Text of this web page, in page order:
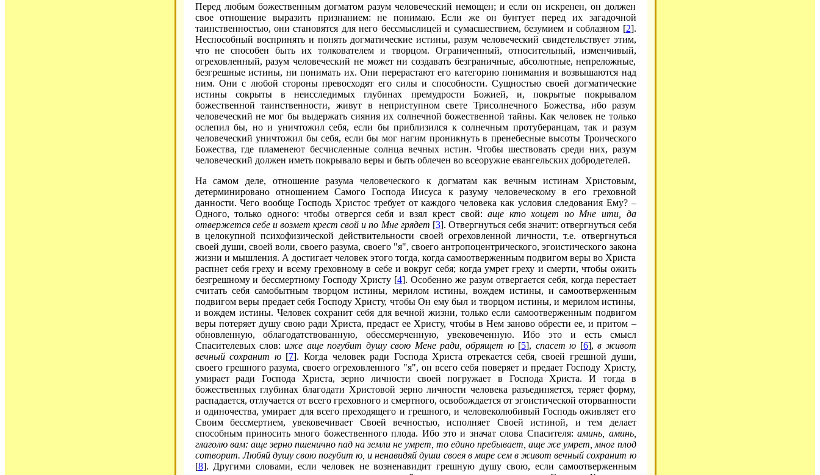
Перед любым божественным догматом разум человеческий немощен; и если он искренен, он должен
свое отношение выразить признанием: не понимаю. Если же он бунтует перед их загадочной
таинственностью, они становятся для него бессмыслицей и сумасшествием, безумием и соблазном [2].
Неспособный воспринять и понять догматические истины, разум человеческий свидетельствует этим,
что не способен быть их толкователем и творцом. Ограниченный, относительный, изменчивый,
огреховленный, разум человеческий не может ни создавать безграничные, абсолютные, непреложные,
безгрешные истины, ни понимать их. Они перерастают его категорию понимания и возвышаются над
ним. Они с любой стороны превосходят его силы и способности. Сущностью своей догматические
истины сокрыты в неисследимых глубинах премудрости Божией, и, покрытые покрывалом
божественной таинственности, живут в неприступном свете Трисолнечного Божества, ибо разум
человеческий не мог бы выдержать сияния их солнечной божественной тайны. Как человек не только
ослепил бы, но и уничтожил себя, если бы приблизился к солнечным протуберанцам, так и разум
человеческий уничтожил бы себя, если бы мог нагим проникнуть в пренебесные высоты Троического
Божества, где пламенеют бесчисленные солнца вечных истин. Чтобы шествовать среди них, разум
человеческий должен иметь покрывало веры и быть облечен во всеоружие евангельских добродетелей.
На самом деле, отношение разума человеческого к догматам как вечным истинам Христовым,
детерминировано отношением Самого Господа Иисуса к разуму человеческому в его греховной
данности. Чего вообще Господь Христос требует от каждого человека как условия следования Ему? –
Одного, только одного: чтобы отвергся себя и взял крест свой:аще кто хощет по Мне ити, да
отвержется себе и возмет крест свой и по Мне грядет [3]. Отвергнуться себя значит: отвергнуться себя
в целокупной психофизической действительности своей огреховленной личности, т.е. отвергнуться
своей души, своей воли, своего разума, своего "я", своего антропоцентрического, эгоистического закона
жизни и мышления. А достигает человек этого тогда, когда самоотверженным подвигом веры во Христа
распнет себя греху и всему греховному в себе и вокруг себя; когда умрет греху и смерти, чтобы ожить
безгрешному и бессмертному Господу Христу [4]. Особенно же разум отвергается себя, когда перестает
считать себя самобытным творцом истины, мерилом истины, вождем истины, и самоотверженным
подвигом веры предает себя Господу Христу, чтобы Он ему был и творцом истины, и мерилом истины,
и вождем истины. Человек сохранит себя для вечной жизни, только если самоотверженным подвигом
веры потеряет душу свою ради Христа, предаст ее Христу, чтобы в Нем заново обрести ее, и притом –
обновленную, облагодатствованную, обессмерченную, увековеченную. Ибо это и есть смысл
Спасителевых слов:иже аще погубит душу свою Мене ради, обрящет ю[5], спасет ю [6],в живот
вечный сохранит ю[7]. Когда человек ради Господа Христа отрекается себя, своей грешной души,
своего грешного разума, своего огреховленного "я", он всего себя поверяет и предает Господу Христу,
умирает ради Господа Христа, зерно личности своей погружает в Господа Христа. И тогда в
божественных глубинах благодати Христовой зерно личности человека разъединяется, теряет форму,
распадается, отлучается от всего греховного и смертного, освобождается от эгоистической оторванности
и одиночества, умирает для всего преходящего и грешного, и человеколюбивый Господь оживляет его
Своим бессмертием, увековечивает Своей вечностью, исполняет Своей истиной, и тем делает
способным приносить много божественного плода. Ибо это и значат слова Спасителя:аминь, аминь,
глаголю вам: аще зерно пшенично пад на земли не умрет, то едино пребывает, аще же умрет, мног плод
сотворит. Любяй душу свою погубит ю, и ненавидяй души своея в мире сем в живот вечный сохранит ю
[8]. Другими словами, если человек не возненавидит грешную душу свою, если самоотверженным